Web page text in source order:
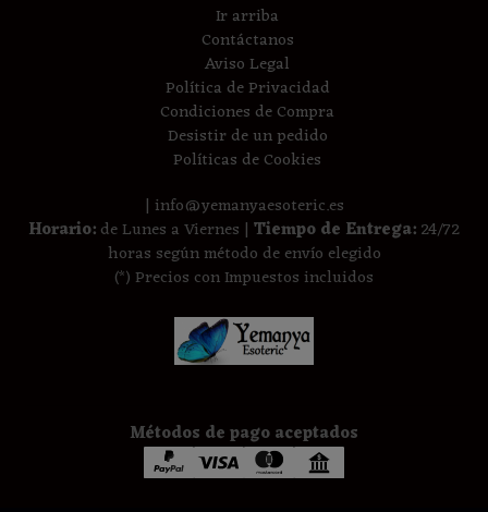
Ir arriba
Contáctanos
Aviso Legal
Política de Privacidad
Condiciones de Compra
Desistir de un pedido
Políticas de Cookies
| info@yemanyaesoteric.es
Horario:de Lunes a Viernes | Tiempo de Entrega:24/72
horas según método de envío elegido
(*) Precios con Impuestos incluidos
Métodos de pago aceptados